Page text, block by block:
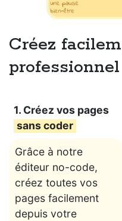
Créez
1. Créez vos pages
sans coder
Grâce à notre
éditeur no-code,
créez toutes vos
pages facilement
depuis votre